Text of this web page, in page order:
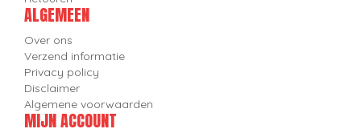
ALGEMEEN
Over ons
Verzend informatie
Privacy policy
Disclaimer
Algemene voorwaarden
MIJN ACCOUNT